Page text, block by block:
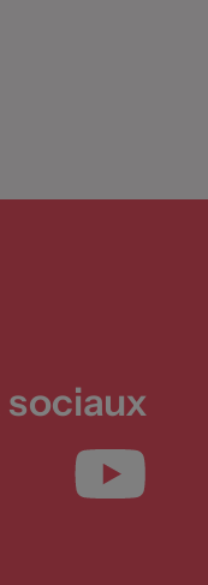
sociaux